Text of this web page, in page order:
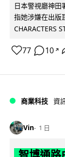
日本警視廳神田
指她涉嫌在出版
CHARACTERS
77 10 ↗
商業科技 資
Vin 1 日